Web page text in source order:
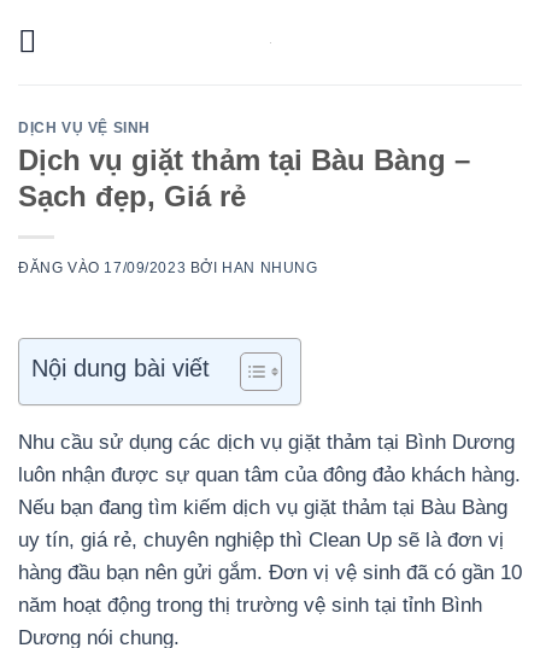
qua
DỊCH VỤ VỆ SINH
Dịch vụ giặt thảm tại Bàu Bàng –
Sạch đẹp, Giá rẻ
ĐĂNG VÀO 17/09/2023 BỞI HAN NHUNG
Nội dung bài viết
Nhu cầu sử dụng các dịch vụ giặt thảm tại Bình Dương
luôn nhận được sự quan tâm của đông đảo khách hàng.
Nếu bạn đang tìm kiếm dịch vụ giặt thảm tại Bàu Bàng
uy tín, giá rẻ, chuyên nghiệp thì Clean Up sẽ là đơn vị
hàng đầu bạn nên gửi gắm. Đơn vị vệ sinh đã có gần 10
năm hoạt động trong thị trường vệ sinh tại tỉnh Bình
Dương nói chung.